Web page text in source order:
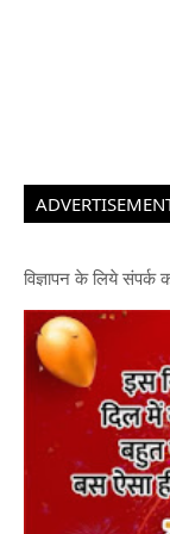
विज्ञापन के लिये